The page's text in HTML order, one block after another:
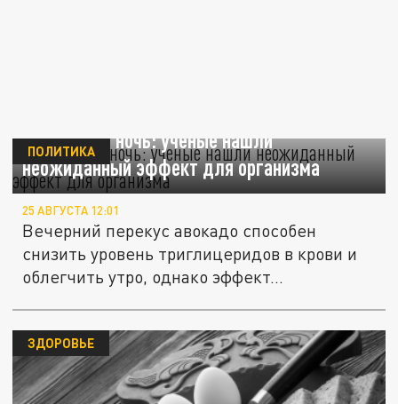
Авокадо на ночь: ученые нашли
неожиданный эффект для организма
ПОЛИТИКА
25 АВГУСТА 12:01
Вечерний перекус авокадо способен
снизить уровень триглицеридов в крови и
облегчить утро, однако эффект...
ЗДОРОВЬЕ